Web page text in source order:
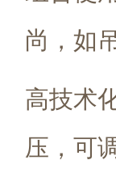
尚，如
高技术
压，可